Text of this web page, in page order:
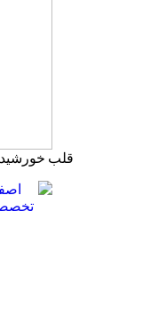
قلب خورشید